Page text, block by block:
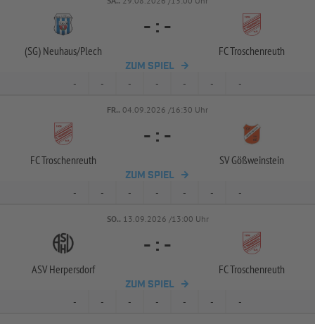
(SG) Neuhaus/Plech
- : -
FC Troschenreuth
ZUM SPIEL
- - - - - - -
FR.. 04.09.2026 /16:30 Uhr
FC Troschenreuth
- : -
SV Gößweinstein
ZUM SPIEL
- - - - - - -
SO.. 13.09.2026 /13:00 Uhr
ASV Herpersdorf
- : -
FC Troschenreuth
ZUM SPIEL
- - - - - - -